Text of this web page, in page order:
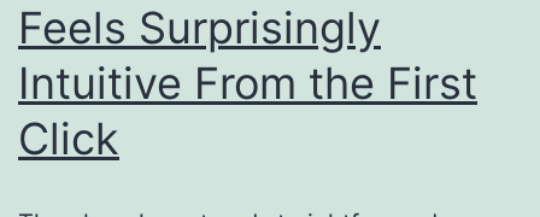
Feels Surprisingly
Intuitive From the First
Click